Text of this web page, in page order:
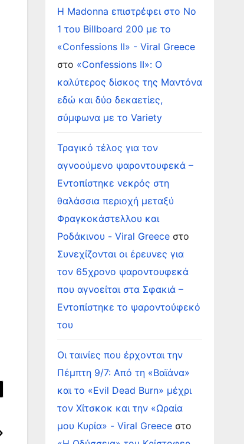
Η Madonna επιστρέφει στο Νο
1 του Billboard 200 με το
«Confessions II» - Viral Greece
στο «Confessions II»: Ο
καλύτερος δίσκος της Μαντόνα
εδώ και δύο δεκαετίες,
σύμφωνα με το Variety
Τραγικό τέλος για τον
αγνοούμενο ψαροντουφεκά –
Εντοπίστηκε νεκρός στη
θαλάσσια περιοχή μεταξύ
Φραγκοκάστελλου και
Ροδάκινου - Viral Greeceστο
Συνεχίζονται οι έρευνες για
τον 65χρονο ψαροντουφεκά
που αγνοείται στα Σφακιά –
Εντοπίστηκε το ψαροντούφεκό
του
Οι ταινίες που έρχονται την
Πέμπτη 9/7: Από τη «Βαϊάνα»
και το «Evil Dead Burn» μέχρι
τον Χίτσκοκ και την «Ωραία
μου Κυρία» - Viral Greeceστο